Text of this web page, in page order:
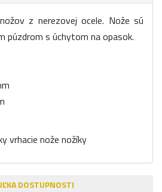
z nerezovej ocele. Nože sú
púzdrom s úchytom na opasok.
vrhacie nože nožíky
DOSTUPNOSTI